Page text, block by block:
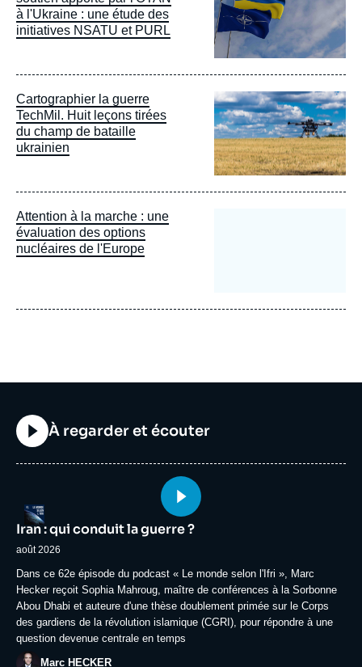
à l'Ukraine : une étude des
initiatives NSATU et PURL
Cartographier la guerre
TechMil. Huit leçons tirées
du champ de bataille
ukrainien
Image
principale
Attention à la marche : une
évaluation des options
nucléaires de l'Europe
Titre
À regarder et écouter
Logo
Image
principale
médiatique
Iran : qui conduit la guerre ?
août 2026
Accroche
Dans ce 62e épisode du podcast « Le monde selon l'Ifri », Marc
Hecker reçoit Sophia Mahroug, maître de conférences à la Sorbonne
Abou Dhabi et auteure d'une thèse doublement primée sur le Corps
des gardiens de la révolution islamique (CGRI), pour répondre à une
question devenue centrale en temps
PhotoMarc HECKER